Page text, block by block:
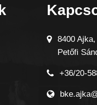
8400 Ajka,
Petőfi
+36/20-